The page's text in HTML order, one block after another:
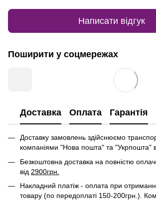
Написати відгук
Поширити у соцмережах
Доставка Оплата Гарантія
Доставку замовлень здійснюємо
компаніями "Нова пошта" та "Укрпошта"
Безкоштовна доставка на повністю
від 2900грн.
Накладний платіж - оплата при
товару (по передоплаті 150-200грн.).